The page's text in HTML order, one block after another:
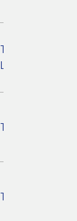
TSV Hartberg
Leichtathletik
TSV Hartberg
TSV Hartberg